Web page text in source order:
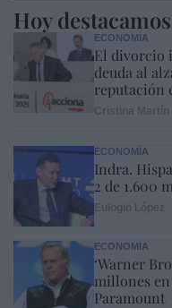
Hoy destacamos
ECONOMÍA
El divorcio
deuda al
reputación
ECONOMÍA
Indra.
2 de 1.600
ECONOMÍA
‘Warner
millones en
Paramount